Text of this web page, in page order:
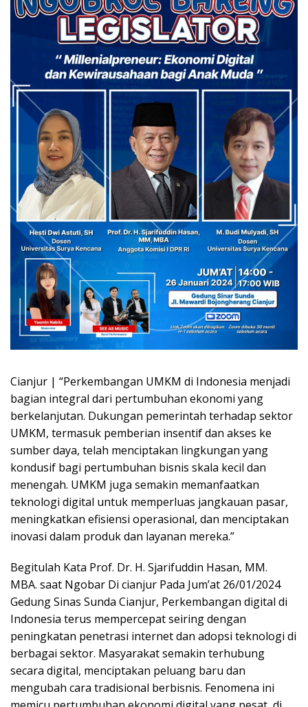
Cianjur | “Perkembangan UMKM di Indonesia menjadi
bagian integral dari pertumbuhan ekonomi yang
berkelanjutan. Dukungan pemerintah terhadap sektor
UMKM, termasuk pemberian insentif dan akses ke
sumber daya, telah menciptakan lingkungan yang
kondusif bagi pertumbuhan bisnis skala kecil dan
menengah. UMKM juga semakin memanfaatkan
teknologi digital untuk memperluas jangkauan pasar,
meningkatkan efisiensi operasional, dan menciptakan
inovasi dalam produk dan layanan mereka.”
Begitulah Kata Prof. Dr. H. Sjarifuddin Hasan, MM.
MBA. saat Ngobar Di cianjur Pada Jum’at 26/01/2024
Gedung Sinas Sunda Cianjur, Perkembangan digital di
Indonesia terus mempercepat seiring dengan
peningkatan penetrasi internet dan adopsi teknologi di
berbagai sektor. Masyarakat semakin terhubung
secara digital, menciptakan peluang baru dan
mengubah cara tradisional berbisnis. Fenomena ini